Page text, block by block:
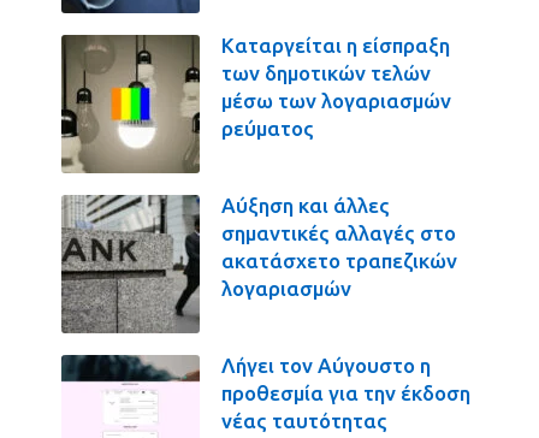
Καταργείται η είσπραξη
των δημοτικών τελών
μέσω των λογαριασμών
ρεύματος
Αύξηση και άλλες
σημαντικές αλλαγές στο
ακατάσχετο τραπεζικών
λογαριασμών
Λήγει τον Αύγουστο η
προθεσμία για την έκδοση
νέας ταυτότητας